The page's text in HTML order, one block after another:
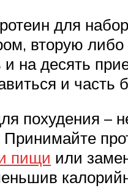
для
вторую
на десять
и часть
похудения
пищи или